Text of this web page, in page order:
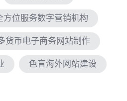
方位服务数字营销机构
货币电子商务网站制作
色盲海外网站建设